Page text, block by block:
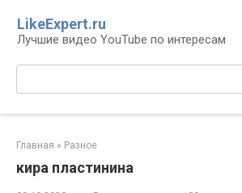
контенту
LikeExpert.ru
Лучшие видео YouTube по интересам
Главная » Разное
кира пластинина